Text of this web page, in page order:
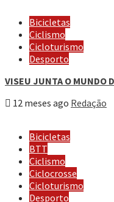
Bicicletas
Ciclismo
Cicloturismo
Desporto
VISEU JUNTA O MUNDO
12 meses ago Redação
Bicicletas
BTT
Ciclismo
Ciclocrosse
Cicloturismo
Desporto